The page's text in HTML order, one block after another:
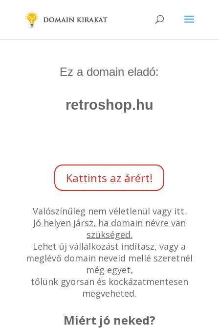
Ez a domain eladó:
retroshop.hu
Kattints az árért!
Valószínűleg nem véletlenül vagy itt.
Jó helyen jársz, ha domain névre van
szükséged.
Lehet új vállalkozást indítasz, vagy a
meglévő domain neveid mellé szeretnél
még egyet,
tőlünk gyorsan és kockázatmentesen
megveheted.
Miért jó neked?